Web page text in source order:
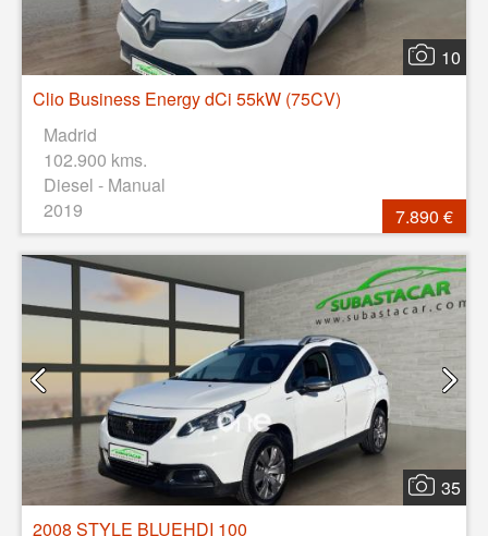
10
Clio Business Energy dCi 55kW (75CV)
Madrid
102.900 kms.
Diesel - Manual
2019
7.890 €
35
2008 STYLE BLUEHDI 100